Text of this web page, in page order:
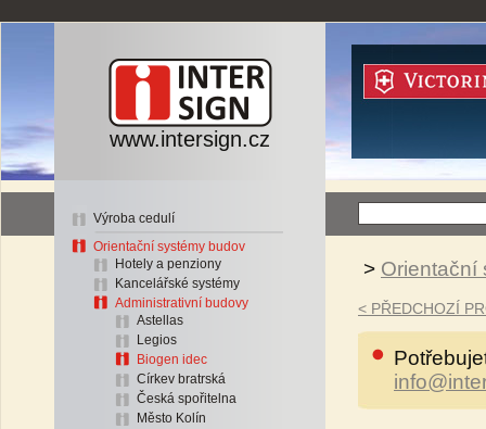
www.intersign.cz
Výroba cedulí
Orientační systémy budov
Hotely a penziony
Kancelářské systémy
Administrativní budovy
Astellas
Legios
Biogen idec
Církev bratrská
Česká spořitelna
Město Kolín
> Orientační
< PŘEDCHOZÍ